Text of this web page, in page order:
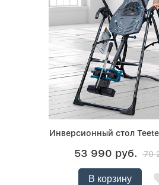
Инверсионный стол
53 990 руб. 70
В корзину